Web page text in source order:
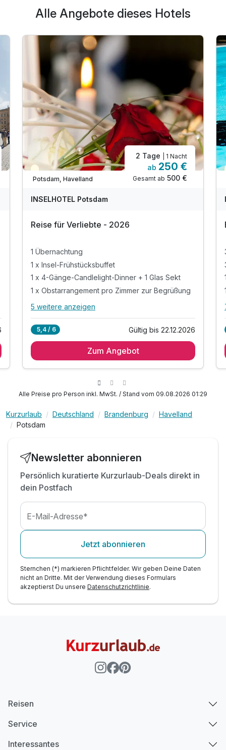
Alle Angebote dieses Hotels
Teilweise ausgelastet
Potsdam, Havelland
2 Tage | 1 Nacht
ab 250 €
Gesamt ab 500 €
INSELHOTEL Potsdam
Reise für Verliebte - 2026
1 Übernachtung
1 x Insel-Frühstücksbuffet
1 x 4-Gänge-Candlelight-Dinner + 1 Glas Sekt
1 x Obstarrangement pro Zimmer zur Begrüßung
Alle Inklusivleistungen
1 x Insel-Frühstücksbuffet
1 x Flasche Sekt pro Zimmer zur Begrüßung
inkl. Bademäntel & Saunatücher für den
Aufenthalt
Aquamarin
inkl. Pkw-Parkplatz
5 weitere anzeigen
5,4 / 6 Gültig bis 22.12.2026
Zum Angebot
Alle Preise pro Person inkl. MwSt. / Stand vom 09.08.2026 01:29
Kurzurlaub Deutschland Brandenburg
Havelland
Potsdam
Newsletter abonnieren
Persönlich kuratierte Kurzurlaub-Deals direkt in
dein Postfach
E-Mail-Adresse*
Jetzt abonnieren
Sternchen (*) markieren Pflichtfelder. Wir geben Deine Daten
nicht an Dritte. Mit der Verwendung dieses Formulars
akzeptierst Du unsere Datenschutzrichtlinie.
Reisen
Service
Interessantes